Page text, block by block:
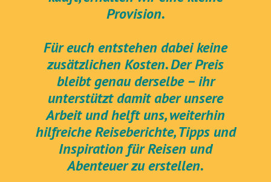
Provision.
Für euch entstehen dabei keine
zusätzlichen Kosten. Der Preis
bleibt genau derselbe – ihr
unterstützt damit aber unsere
Arbeit und helft uns, weiterhin
hilfreiche Reiseberichte, Tipps und
Inspiration für Reisen und
Abenteuer zu erstellen.